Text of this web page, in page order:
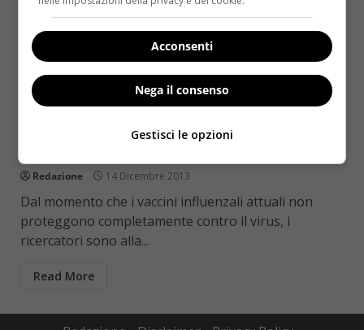
Redazione 14 Dicembre 2013
Dal momento che i vaccini influenzali attuali non
proteggono completamente contro il virus, i
ricercatori sono alla...
Read More
Acconsenti
Nega il consenso
Gestisci le opzioni